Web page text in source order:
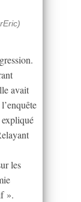
avait
les
».